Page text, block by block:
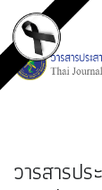
วารสารป